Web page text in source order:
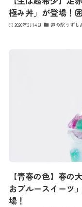
極み丼」が登場！
2026年3月4日 道の駅うずし
【青春の色】春の
おブルースイーツ
場！